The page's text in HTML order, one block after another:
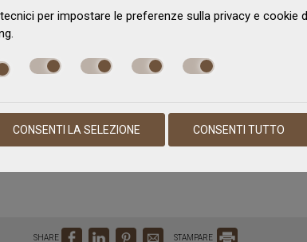
SPEDIRE
SHARE STAMPARE
per impostare le preferenze sulla privacy e cookie
CONSENTI LA SELEZIONE CONSENTI TUTTO